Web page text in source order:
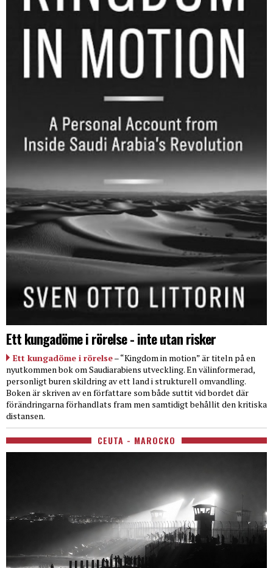
Ett kungadöme i rörelse - inte utan risker
Ett kungadöme i rörelse– “Kingdom in motion” är titeln på en
nyutkommen bok om Saudiarabiens utveckling. En välinformerad,
personligt buren skildring av ett land i strukturell omvandling.
Boken är skriven av en författare som både suttit vid bordet där
förändringarna förhandlats fram men samtidigt behållit den kritiska
distansen.
CEUTA - MAROCKO